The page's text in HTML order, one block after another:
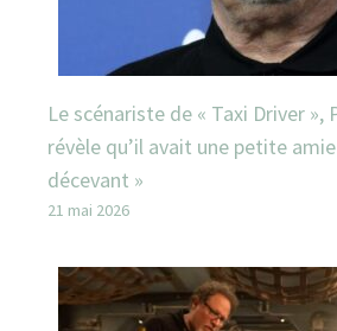
Le scénariste de « Taxi Driver »,
révèle qu’il avait une petite amie
décevant »
21 mai 2026